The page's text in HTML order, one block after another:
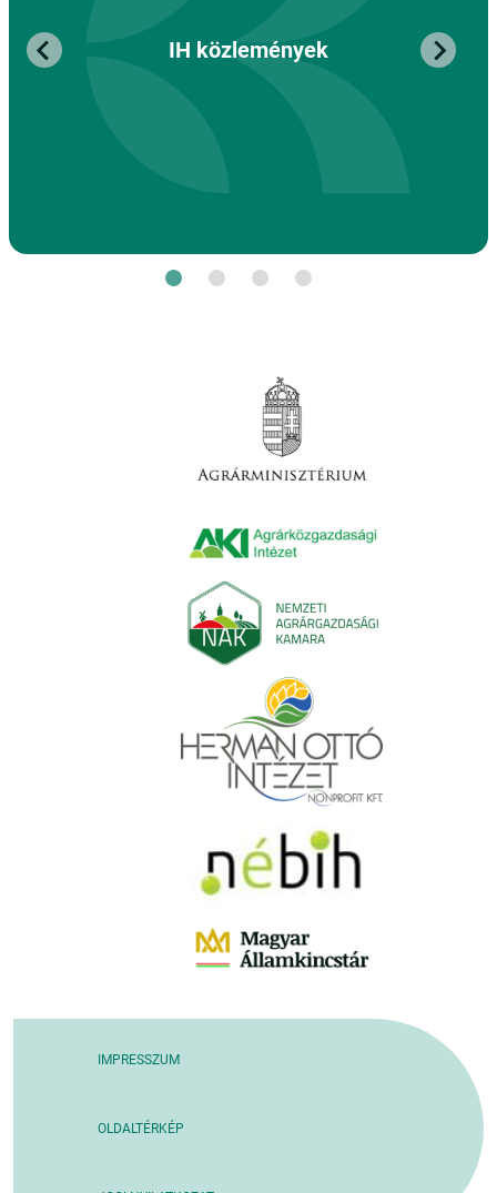
IH közlemények
IMPRESSZUM
OLDALTÉRKÉP